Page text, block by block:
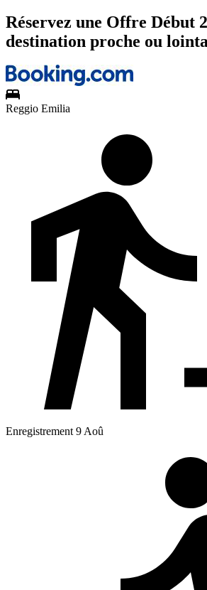
Réservez une Offre Début
destination proche ou
Reggio Emilia
Enregistrement 9 Aoû